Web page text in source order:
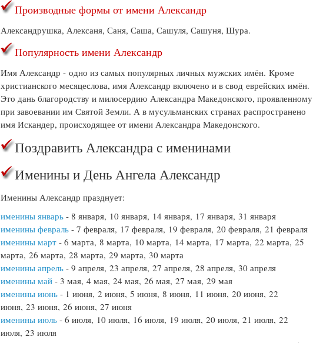
Производные формы от имени Александр
Александрушка, Алексаня, Саня, Саша, Сашуля, Сашуня, Шура.
Популярность имени Александр
Имя Александр - одно из самых популярных личных мужских имён. Кроме
христианского месяцеслова, имя Александр включено и в свод еврейских имён.
Это дань благородству и милосердию Александра Македонского, проявленному
при завоевании им Святой Земли. А в мусульманских странах распространено
имя Искандер, происходящее от имени Александра Македонского.
Поздравить Александра с именинами
Именины и День Ангела Александр
Именины Александр празднует:
именины январь - 8 января, 10 января, 14 января, 17 января, 31 января
именины февраль - 7 февраля, 17 февраля, 19 февраля, 20 февраля, 21 февраля
именины март - 6 марта, 8 марта, 10 марта, 14 марта, 17 марта, 22 марта, 25
марта, 26 марта, 28 марта, 29 марта, 30 марта
именины апрель - 9 апреля, 23 апреля, 27 апреля, 28 апреля, 30 апреля
именины май - 3 мая, 4 мая, 24 мая, 26 мая, 27 мая, 29 мая
именины июнь - 1 июня, 2 июня, 5 июня, 8 июня, 11 июня, 20 июня, 22
июня, 23 июня, 26 июня, 27 июня
именины июль - 6 июля, 10 июля, 16 июля, 19 июля, 20 июля, 21 июля, 22
июля, 23 июля